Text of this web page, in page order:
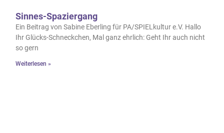
Sinnes-Spaziergang
Ein Beitrag von Sabine Eberling für PA/SPIELkultur e.V. Hallo
Ihr Glücks-Schneckchen, Mal ganz ehrlich: Geht Ihr auch nicht
so gern
Weiterlesen »